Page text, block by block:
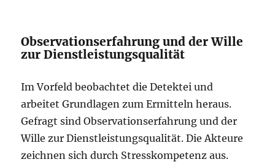
Observationserfahrung und der Wille
zur Dienstleistungsqualität
Im Vorfeld beobachtet die Detektei und
arbeitet Grundlagen zum Ermitteln heraus.
Gefragt sind Observationserfahrung und der
Wille zur Dienstleistungsqualität. Die Akteure
zeichnen sich durch Stresskompetenz aus.